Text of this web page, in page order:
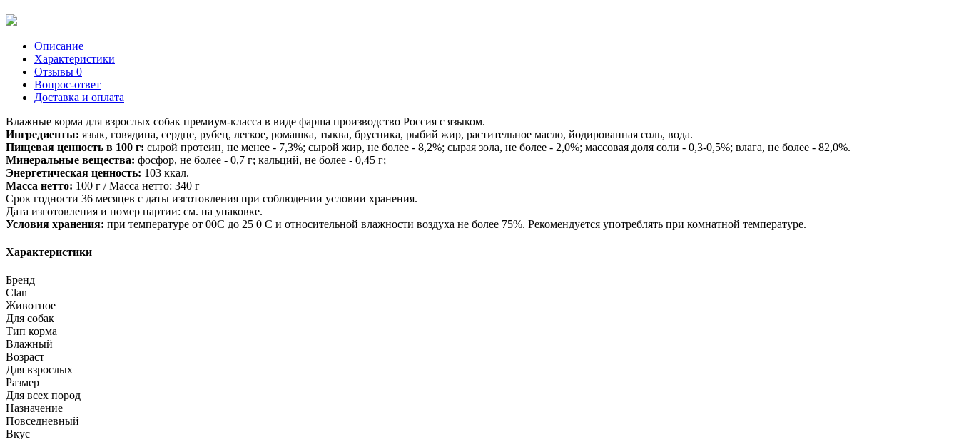
Описание
Характеристики
Отзывы 0
Вопрос-ответ
Доставка и оплата
Влажные корма для взрослых собак премиум-класса в виде фарша производство Россия с языком.
Ингредиенты: язык, говядина, сердце, рубец, легкое, ромашка, тыква, брусника, рыбий жир, растительное масло, йодированная соль, вода.
Пищевая ценность в 100 г: сырой протеин, не менее - 7,3%; сырой жир, не более - 8,2%; сырая зола, не более - 2,0%; массовая доля соли - 0,3-0,5%; влага, не более - 82,0%.
Минеральные вещества: фосфор, не более - 0,7 г; кальций, не более - 0,45 г;
Энергетическая ценность: 103 ккал.
Масса нетто: 100 г / Масса нетто: 340 г
Срок годности 36 месяцев с даты изготовления при соблюдении условии хранения.
Дата изготовления и номер партии: см. на упаковке.
Условия хранения: при температуре от 00С до 25 0 С и относительной влажности воздуха не более 75%. Рекомендуется употреблять при комнатной температуре.
Характеристики
Бренд
Clan
Животное
Для собак
Тип корма
Влажный
Возраст
Для взрослых
Размер
Для всех пород
Назначение
Повседневный
Вкус